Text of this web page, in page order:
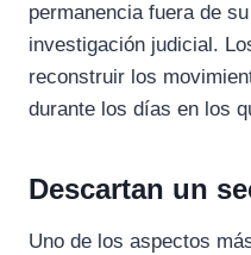
permanencia fuera de
investigación judicial.
reconstruir los
durante los días en los
Descartan un
Uno de los aspectos